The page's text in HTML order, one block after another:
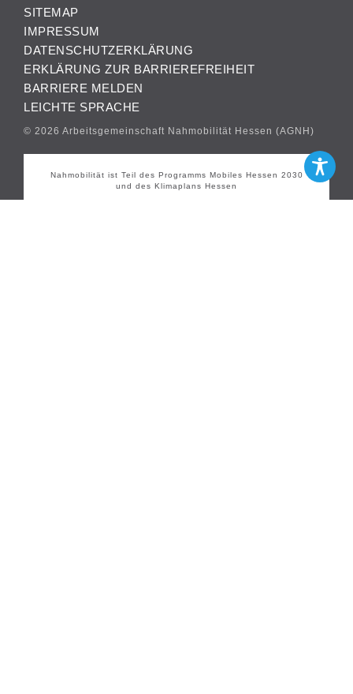
SITEMAP
IMPRESSUM
DATENSCHUTZERKLÄRUNG
ERKLÄRUNG ZUR BARRIEREFREIHEIT
BARRIERE MELDEN
LEICHTE SPRACHE
© 2026 Arbeitsgemeinschaft Nahmobilität Hessen (AGNH)
Nahmobilität ist Teil des Programms Mobiles Hessen 2030
und des Klimaplans Hessen